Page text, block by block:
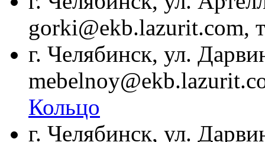
gorki@ekb.lazurit.com,
г. Челябинск, ул.
Кольцо
г. Челябинск, ул.